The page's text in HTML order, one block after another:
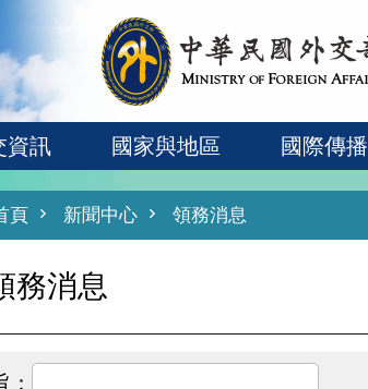
資訊 國家與地區 國際傳播
頁 新聞中心 領務消息
務消息